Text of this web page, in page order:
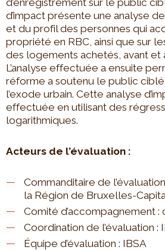
d’enregistrement sur le public
d’impact présente une analyse
et du profil des personnes qui
propriété en RBC, ainsi que sur
des logements achetés, avant et
L’analyse effectuée a ensuite
réforme a soutenu le public
l’exode urbain. Cette analyse
effectuée en utilisant des
logarithmiques.
Acteurs de l’évaluation :
Commanditaire de
la Région de Bruxelles-
Comité d’accompagnement :
Coordination de l’évaluation :
Équipe d’évaluation : IBSA